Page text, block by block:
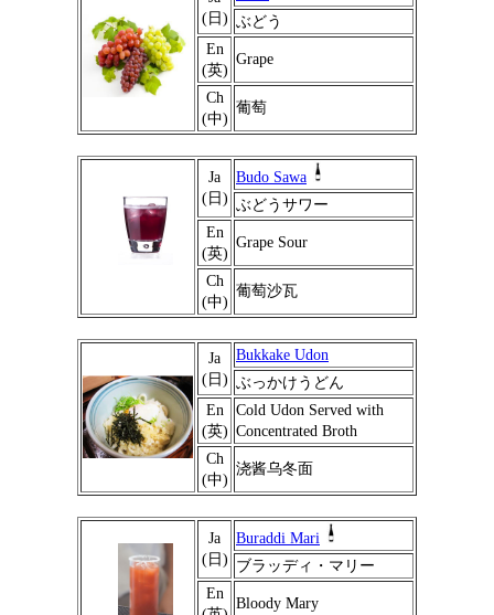
(日) ぶどう
En
(英)
Grape
Ch
(中)
葡萄
Ja
(日)
Budo Sawa
ぶどうサワー
En
(英)
Grape Sour
Ch
(中)
葡萄沙瓦
Ja
(日)
Bukkake Udon
ぶっかけうどん
En
(英)
Cold Udon Served with
Concentrated Broth
Ch
(中)
浇酱乌冬面
Ja
(日)
Buraddi Mari
ブラッディ・マリー
En
Bloody Mary